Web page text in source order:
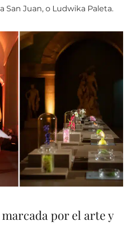
San Juan, o Ludwika Paleta.
por el arte y